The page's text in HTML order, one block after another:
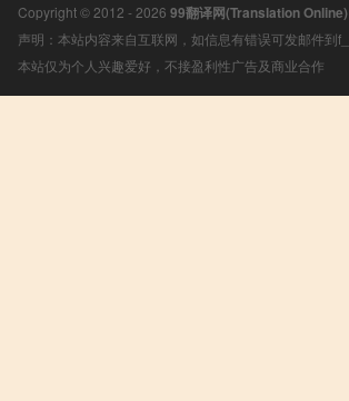
Copyright © 2012 - 2026 99翻译网(Translation Online)
声明：本站内容来自互联网，如信息有错误可发邮件到
本站仅为个人兴趣爱好，不接盈利性广告及商业合作